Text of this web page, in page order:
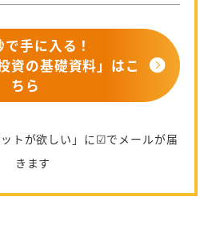
手に入る！
資の基礎資料」はこ
ちら
トが欲しい」に☑でメールが届
きます